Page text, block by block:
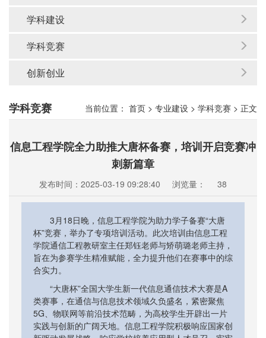
学科建设
学科竞赛
创新创业
学科竞赛 当前位置： 首页 > 专业建设 > 学科竞赛 > 正文
信息工程学院全力助推大唐杯备赛，培训开启竞赛冲
刺新篇章
发布时间：2025-03-19 09:28:40 浏览量： 38
3月18日晚，信息工程学院为助力学子备赛“大唐
杯”竞赛，举办了专项培训活动。此次培训由信息工程
学院通信工程教研室主任郑钰老师与矫萌璐老师主持，
旨在为参赛学生精准赋能，全力提升他们在赛事中的综
合实力。
“大唐杯”全国大学生新一代信息通信技术大赛是A
类赛事，在通信与信息技术领域久负盛名，紧密聚焦
5G、物联网等前沿技术范畴，为高校学生开辟出一片
实践与创新的广阔天地。信息工程学院积极响应国家创